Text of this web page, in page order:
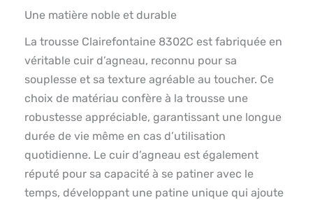
Une matière noble et durable
La trousse Clairefontaine 8302C est fabriquée en
véritable cuir d’agneau, reconnu pour sa
souplesse et sa texture agréable au toucher. Ce
choix de matériau confère à la trousse une
robustesse appréciable, garantissant une longue
durée de vie même en cas d’utilisation
quotidienne. Le cuir d’agneau est également
réputé pour sa capacité à se patiner avec le
temps, développant une patine unique qui ajoute